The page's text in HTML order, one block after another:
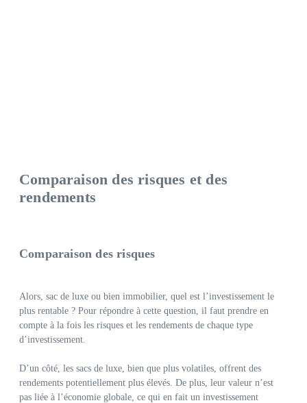
Comparaison des risques et des
rendements
Comparaison des risques
Alors, sac de luxe ou bien immobilier, quel est l’investissement le
plus rentable ? Pour répondre à cette question, il faut prendre en
compte à la fois les risques et les rendements de chaque type
d’investissement.
D’un côté, les sacs de luxe, bien que plus volatiles, offrent des
rendements potentiellement plus élevés. De plus, leur valeur n’est
pas liée à l’économie globale, ce qui en fait un investissement